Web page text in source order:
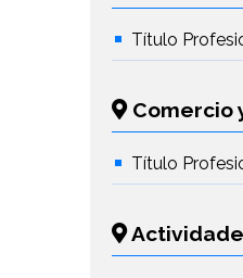
Título
Comercio
Título